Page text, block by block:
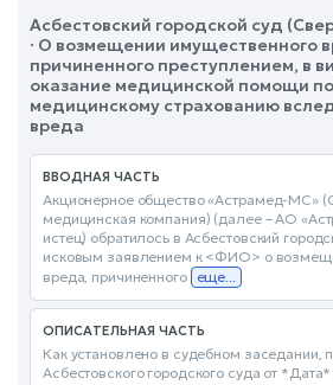
Асбестовский городской суд
· О возмещении имущественного
причиненного преступлением, в
оказание медицинской помощи
медицинскому страхованию
вреда
ВВОДНАЯ ЧАСТЬ
Акционерное общество «Астрамед-МС»
медицинская компания) (далее – АО
истец) обратилось в Асбестовский
исковым заявлением к <ФИО> о
вреда, причиненного еще...
ОПИСАТЕЛЬНАЯ ЧАСТЬ
Как установлено в судебном заседании,
Асбестовского городского суда от